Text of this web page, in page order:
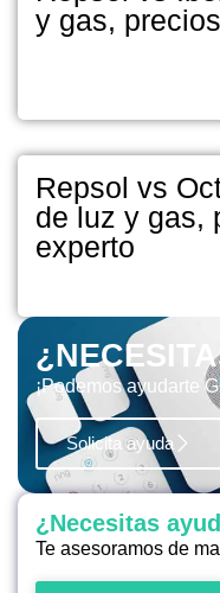
y gas,
Repsol vs
de luz y gas,
experto
¡Podemos ayudarte
Solicita ayuda
¿Necesitas
Te asesoramos de